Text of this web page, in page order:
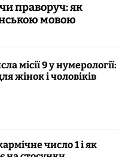
праворуч: як
мовою
місії 9 у нумерології:
жінок і чоловіків
число 1 і як